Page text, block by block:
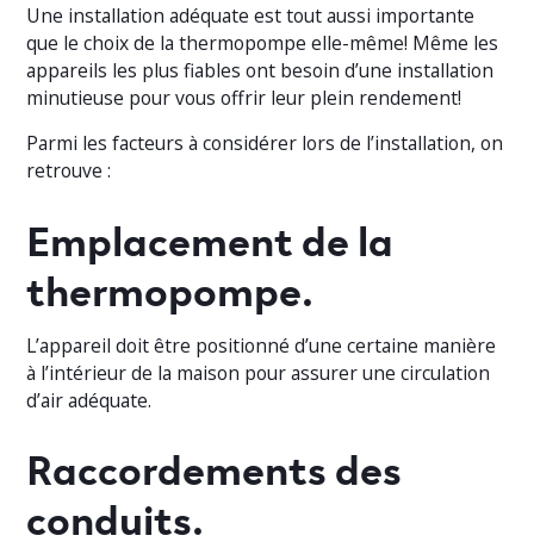
Une installation adéquate est tout aussi importante
que le choix de la thermopompe elle-même! Même les
appareils les plus fiables ont besoin d’une installation
minutieuse pour vous offrir leur plein rendement!
Parmi les facteurs à considérer lors de l’installation, on
retrouve :
Emplacement de la
thermopompe.
L’appareil doit être positionné d’une certaine manière
à l’intérieur de la maison pour assurer une circulation
d’air adéquate.
Raccordements des
conduits.